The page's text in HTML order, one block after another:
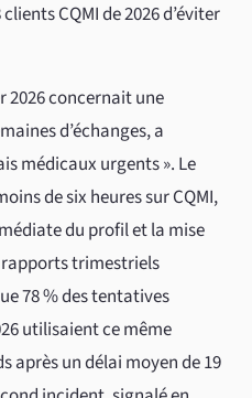
CQMI de 2026 d’éviter
2026 concernait une
d’échanges, a
médicaux urgents ». Le
de six heures sur CQMI,
du profil et la mise
rapports trimestriels
78 % des tentatives
utilisaient ce même
après un délai moyen de 19